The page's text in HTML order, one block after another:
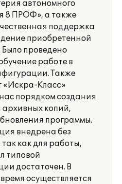
автономного
8 ПРОФ», а также
поддержка
приобретенной
проведено
работе в
Также
«Искра-Класс»
порядком создания
архивных копий,
программы.
внедрена без
как для работы,
типовой
достаточен. В
осуществляется